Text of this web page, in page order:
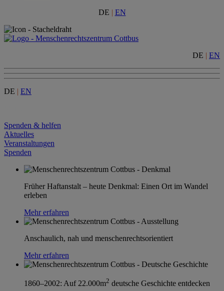
DE | EN
DE | EN
DE | EN
Spenden & helfen
Aktuelles
Veranstaltungen
Spenden
Früher Haftanstalt – heute Denkmal: Einen Ort im Wandel
erleben
Mehr erfahren
Anschaulich, nah und menschenrechtsorientiert
Mehr erfahren
1860–2002: Auf 22.000m2 deutsche Geschichte entdecken